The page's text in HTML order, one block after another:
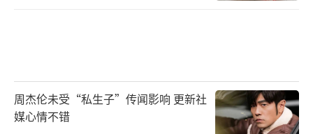
周杰伦未受“私生子”传闻影响 更新社
媒心情不错